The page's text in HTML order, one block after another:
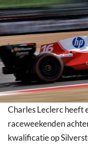
Charles Leclerc heeft
raceweekenden
kwalificatie op